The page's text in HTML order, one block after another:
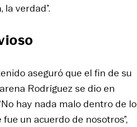
la verdad”.
aseguró que el fin de su
Rodríguez se dio en
hay nada malo dentro de lo
un acuerdo de nosotros”,